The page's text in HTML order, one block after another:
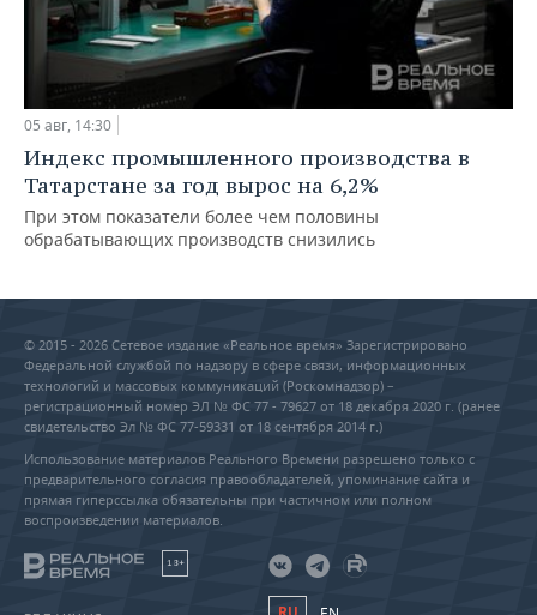
05 авг, 14:30
Индекс промышленного производства в
Татарстане за год вырос на 6,2%
При этом показатели более чем половины
обрабатывающих производств снизились
© 2015 - 2026 Сетевое издание «Реальное время» Зарегистрировано
Федеральной службой по надзору в сфере связи, информационных
технологий и массовых коммуникаций (Роскомнадзор) –
регистрационный номер ЭЛ № ФС 77 - 79627 от 18 декабря 2020 г. (ранее
свидетельство Эл № ФС 77-59331 от 18 сентября 2014 г.)
Использование материалов Реального Времени разрешено только с
предварительного согласия правообладателей, упоминание сайта и
прямая гиперссылка обязательны при частичном или полном
воспроизведении материалов.
18+